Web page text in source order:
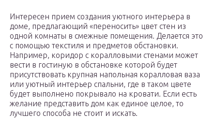
Интересен прием создания уютного интерьера в
доме, предлагающий «переносить» цвет стен из
одной комнаты в смежные помещения. Делается это
с помощью текстиля и предметов обстановки.
Например, коридор с коралловыми стенами может
вести в гостиную в обстановке которой будет
присутствовать крупная напольная коралловая ваза
или уютный интерьер спальни, где в таком цвете
будет выполнено покрывало на кровати. Если есть
желание представить дом как единое целое, то
лучшего способа не стоит и искать.